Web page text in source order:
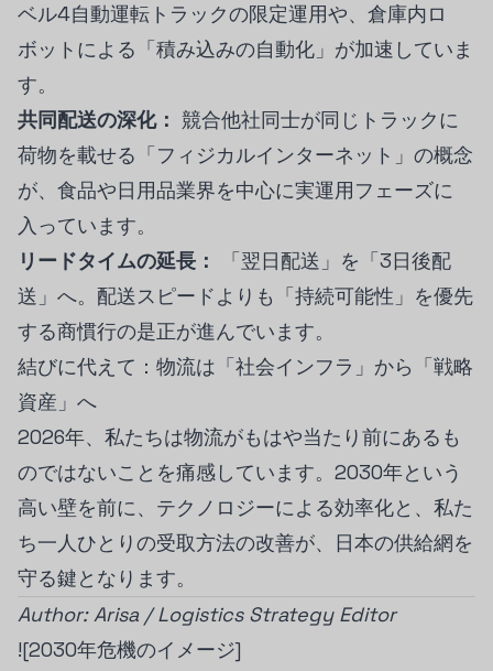
ベル4自動運転トラックの限定運用や、倉庫内ロ
ボットによる「積み込みの自動化」が加速していま
す。
共同配送の深化： 競合他社同士が同じトラックに
荷物を載せる「フィジカルインターネット」の概念
が、食品や日用品業界を中心に実運用フェーズに
入っています。
リードタイムの延長：
「翌日配送」を「3日後配
送」へ。配送スピードよりも「持続可能性」を優先
する商慣行の是正が進んでいます。
結びに代えて：物流は「社会インフラ」から「戦略
資産」へ
2026年、私たちは物流がもはや当たり前にあるも
のではないことを痛感しています。2030年という
高い壁を前に、テクノロジーによる効率化と、私た
ち一人ひとりの受取方法の改善が、日本の供給網を
守る鍵となります。
Author: Arisa / Logistics Strategy Editor
![2030年危機のイメージ]